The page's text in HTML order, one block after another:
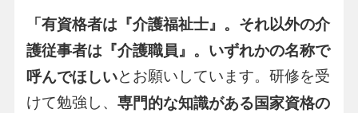
「有資格者は『介護福祉士』。それ以外の介
護従事者は『介護職員』。いずれかの名称で
呼んでほしいとお願いしています。研修を受
けて勉強し、 専門的な知識がある国家資格の